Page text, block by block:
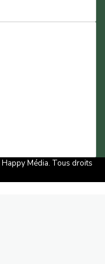
Happy Média. Tous droits